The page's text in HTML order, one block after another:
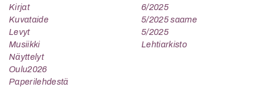
Kirjat
Kuvataide
Levyt
Musiikki
Näyttelyt
Oulu2026
Paperilehdestä
6/2025
5/2025 saame
5/2025
Lehtiarkisto